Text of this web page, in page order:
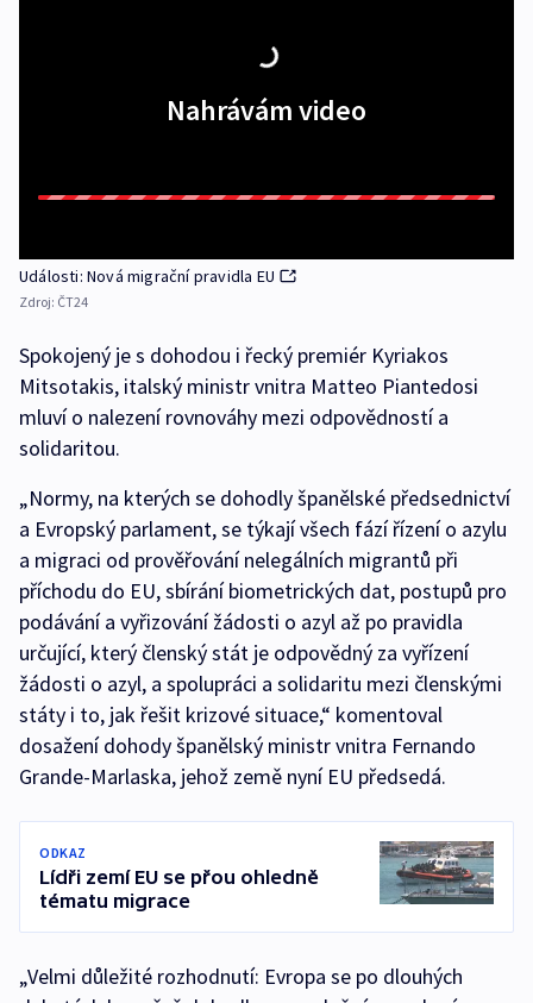
Nahrávám video
Události: Nová migrační pravidla EU
Zdroj: ČT24
Spokojený je s dohodou i řecký premiér Kyriakos
Mitsotakis, italský ministr vnitra Matteo Piantedosi
mluví o nalezení rovnováhy mezi odpovědností a
solidaritou.
„Normy, na kterých se dohodly španělské předsednictví
a Evropský parlament, se týkají všech fází řízení o azylu
a migraci od prověřování nelegálních migrantů při
příchodu do EU, sbírání biometrických dat, postupů pro
podávání a vyřizování žádosti o azyl až po pravidla
určující, který členský stát je odpovědný za vyřízení
žádosti o azyl, a spolupráci a solidaritu mezi členskými
státy i to, jak řešit krizové situace,“ komentoval
dosažení dohody španělský ministr vnitra Fernando
Grande-Marlaska, jehož země nyní EU předsedá.
ODKAZ
Lídři zemí EU se přou ohledně
tématu migrace
„Velmi důležité rozhodnutí: Evropa se po dlouhých